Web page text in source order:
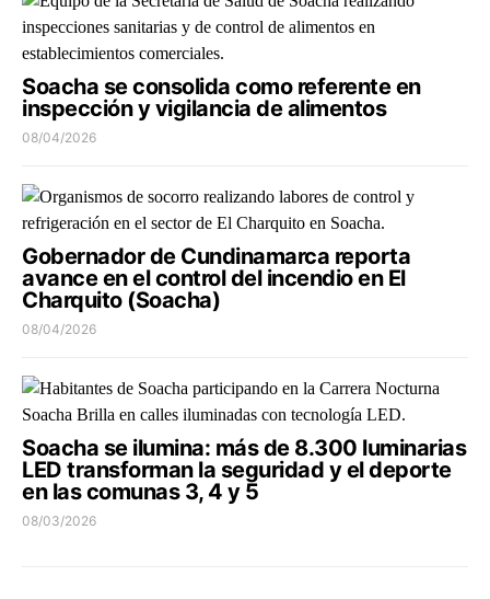
Soacha se consolida como referente en
inspección y vigilancia de alimentos
08/04/2026
Gobernador de Cundinamarca reporta
avance en el control del incendio en El
Charquito (Soacha)
08/04/2026
Soacha se ilumina: más de 8.300 luminarias
LED transforman la seguridad y el deporte
en las comunas 3, 4 y 5
08/03/2026